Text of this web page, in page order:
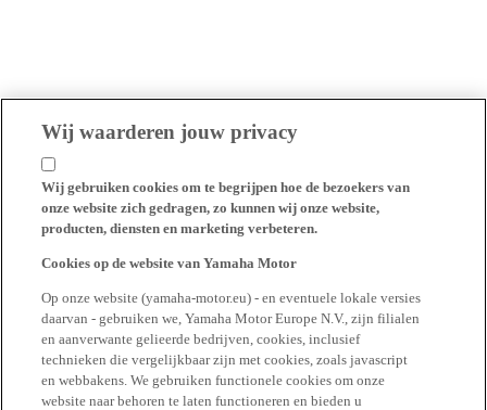
Wij waarderen jouw privacy
Wij gebruiken cookies om te begrijpen hoe de bezoekers van
onze website zich gedragen, zo kunnen wij onze website,
producten, diensten en marketing verbeteren.
Cookies op de website van Yamaha Motor
Op onze website (yamaha-motor.eu) - en eventuele lokale versies
daarvan - gebruiken we, Yamaha Motor Europe N.V., zijn filialen
en aanverwante gelieerde bedrijven, cookies, inclusief
technieken die vergelijkbaar zijn met cookies, zoals javascript
en webbakens. We gebruiken functionele cookies om onze
website naar behoren te laten functioneren en bieden u